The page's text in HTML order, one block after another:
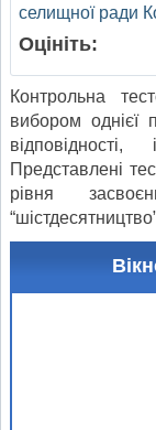
селищної ради
Оцініть:
Контрольна
вибором однієї
Представлені
рівня